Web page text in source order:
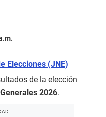
Elecciones (JNE)
de la elección
2026.